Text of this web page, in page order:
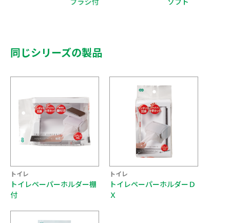
同じシリーズの製品
トイレ
トイレペーパーホルダー棚
付
トイレ
トイレペーパーホルダーＤ
Ｘ